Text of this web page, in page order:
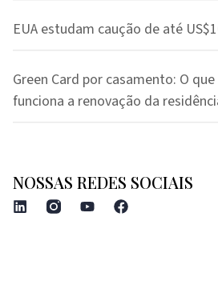
EUA estudam caução de até
Green Card por casamento: O
funciona a renovação da
NOSSAS REDES SOCIAIS